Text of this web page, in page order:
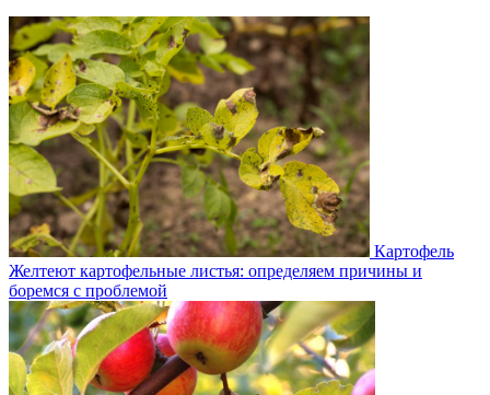
Картофель
Желтеют картофельные листья: определяем причины и
боремся с проблемой